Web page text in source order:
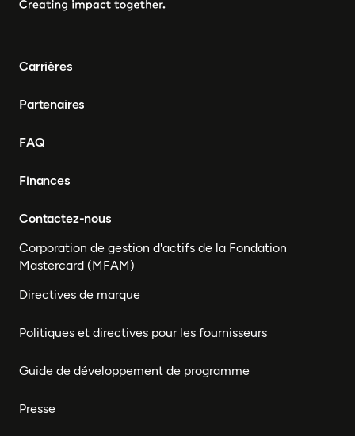
Afrique du Sud, Guinée-
Bénin, Togo
Carrières
Partenaires
FAQ
Finances
Contactez-nous
Corporation de gestion d'actifs de la Fondation
Mastercard (MFAM)
Directives de marque
Politiques et directives pour les fournisseurs
Guide de développement de programme
Presse